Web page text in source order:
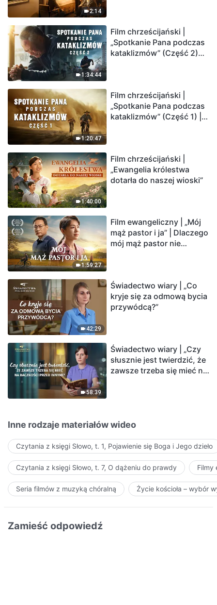
2:14
1:34:44
Film chrześcijański |
„Spotkanie Pana podczas
kataklizmów” (Część 2)
Ludzkość weszła w
odliczanie. Czy znalazłeś
już drogę ocalenia?
1:20:47
Film chrześcijański |
„Spotkanie Pana podczas
kataklizmów” (Część 1) |
1:40:00
Film chrześcijański |
„Ewangelia królestwa
dotarła do naszej wioski”
1:59:27
Film ewangeliczny | „Mój
mąż pastor i ja” | Dlaczego
mój mąż pastor nie
42:29
Świadectwo wiary | „Co
kryje się za odmową bycia
przywódcą?”
58:39
Świadectwo wiary | „Czy
słusznie jest twierdzić, że
zawsze trzeba się mieć na
Inne rodzaje materiałów wideo
Czytania z księgi Słowo, t. 1, Pojawienie się Boga i Jego dzieło
Czytania z księgi Słowo, t. 7, O dążeniu do prawdy Filmy
Seria filmów z muzyką chóralną Życie kościoła – wybór
Zamieść odpowiedź